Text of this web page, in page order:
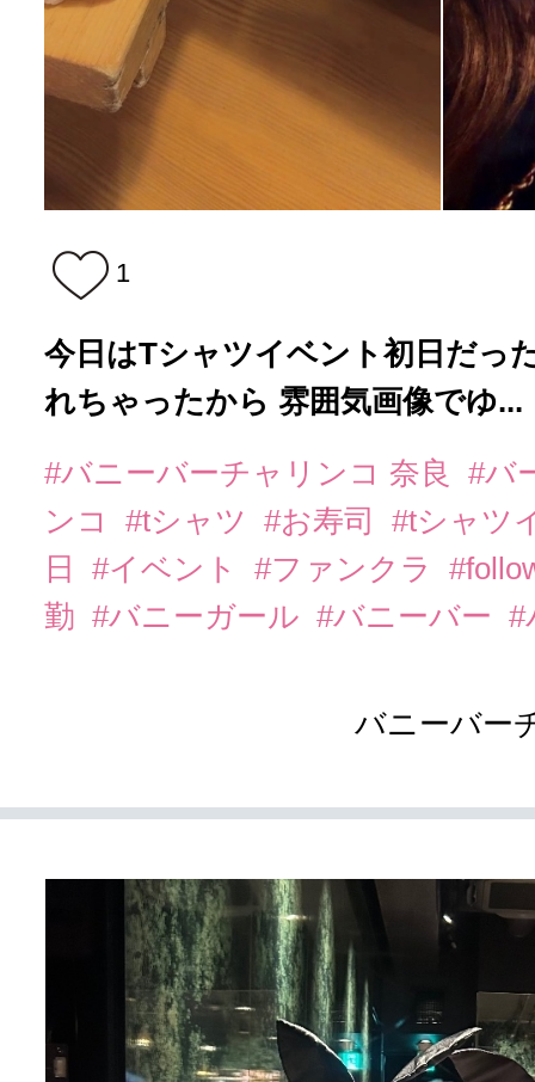
1
今日はTシャツイベント初日だっ
れちゃったから 雰囲気画像でゆ...
#バニーバーチャリンコ 奈良
#バ
ンコ
#tシャツ #お寿司
#tシャツ
日
#イベント #ファンクラ
勤 #バニーガール #バニーバー #
バニーバー